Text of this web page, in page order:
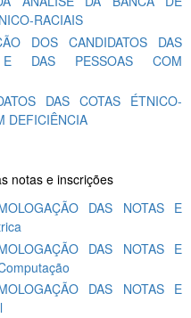
RACIAIS
DOS CANDIDATOS DAS
E DAS PESSOAS COM
DAS COTAS ÉTNICO-
DEFICIÊNCIA
notas e inscrições
DAS NOTAS E
DAS NOTAS E
DAS NOTAS E